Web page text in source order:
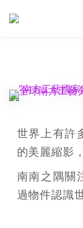
世界上有許
的美麗縮影
南南之隅關
過物件認識